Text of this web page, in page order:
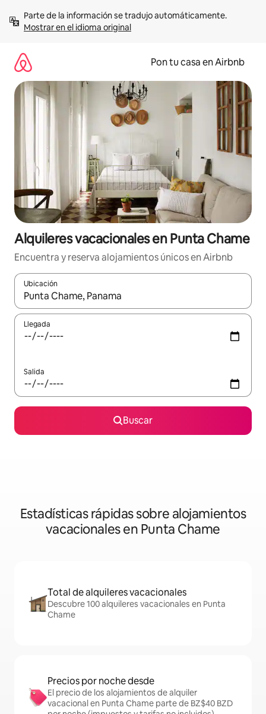
contenidoMostrar en el idioma original
Pon tu casa en Airbnb
Alquileres vacacionales en Punta Chame
Encuentra y reserva alojamientos únicos en Airbnb
Ubicación
Cuando los resultados estén disponibles, navega con las
Llegada
Salida
Buscar
Estadísticas rápidas sobre alojamientos
vacacionales en Punta Chame
Total de alquileres vacacionales
Descubre 100 alquileres vacacionales en Punta
Chame
Precios por noche desde
El precio de los alojamientos de alquiler
vacacional en Punta Chame parte de BZ$40 BZD